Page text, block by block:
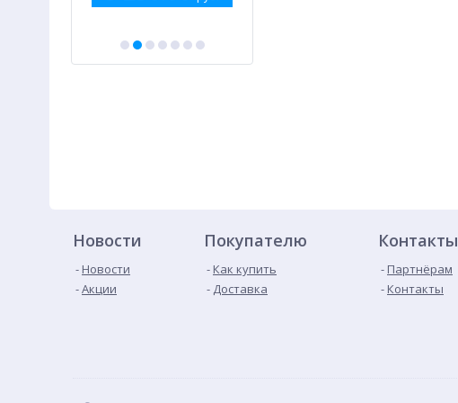
Новости
Новости
Акции
Покупателю
Как купить
Доставка
Контакты
Партнёрам
Контакты